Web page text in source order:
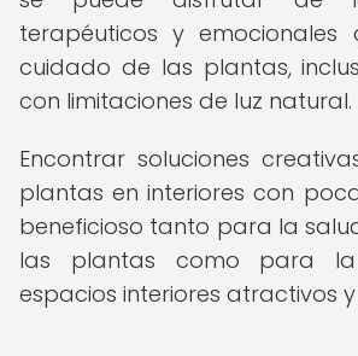
terapéuticos y
cuidado de las plantas,
con limitaciones de luz natural.
Encontrar soluciones
plantas en interiores con
beneficioso tanto para la
las plantas como para
espacios interiores atractivos